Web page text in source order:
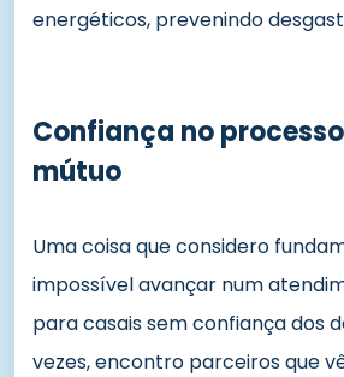
energéticos, prevenindo
Confiança no
mútuo
Uma coisa que considero
impossível avançar num
para casais sem confiança dos
vezes, encontro parceiros que